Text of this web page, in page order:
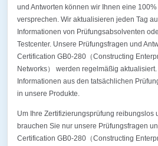
und Antworten können wir Ihnen eine
versprechen. Wir aktualisieren jeden Tag
Informationen von Prüfungsabsolventen
Testcenter. Unsere Prüfungsfragen und
Certification GB0-280（Constructing
Networks） werden regelmäßig
Informationen aus den tatsächlichen
in unsere Produkte.
Um Ihre Zertifizierungsprüfung reibungslos
brauchen Sie nur unsere Prüfungsfragen
Certification GB0-280（Constructing